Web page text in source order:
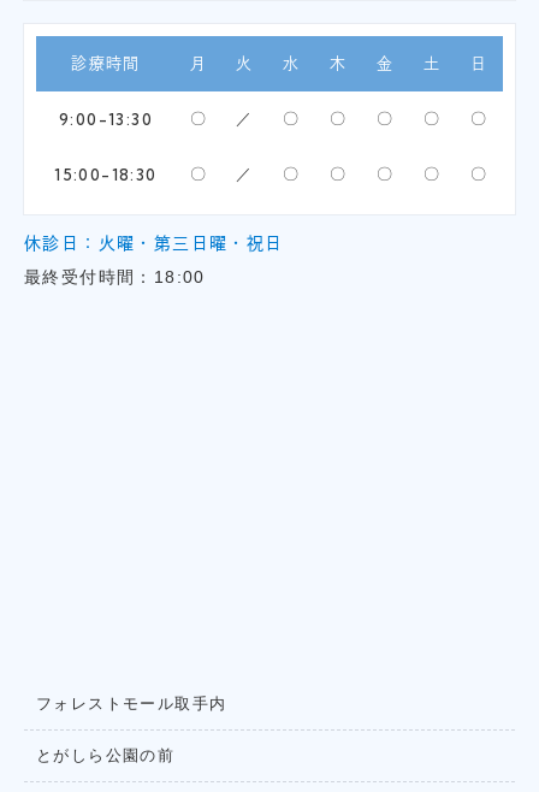
診療時間 月 火 水 木 金 土 日
9:00-13:30 〇 ／ 〇 〇 〇 〇 〇
15:00-18:30 〇 ／ 〇 〇 〇 〇 〇
休診日：火曜・第三日曜・祝日
最終受付時間：18:00
フォレストモール取手内
とがしら公園の前